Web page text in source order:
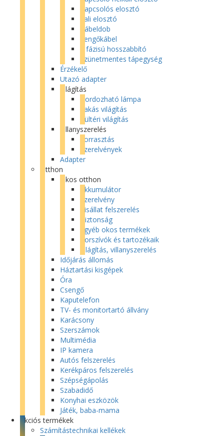
Kapcsolós elosztó
Fali elosztó
Kábeldob
Lengőkábel
3 fázisú hosszabbító
Szünetmentes tápegység
Érzékelő
Utazó adapter
Világítás
Hordozható lámpa
Lakás világítás
Kültéri világítás
Villanyszerelés
Forrasztás
Szerelvények
Adapter
Otthon
Okos otthon
Akkumulátor
Szerelvény
Kisállat felszerelés
Biztonság
Egyéb okos termékek
Porszívók és tartozékaik
Világítás, villanyszerelés
Időjárás állomás
Háztartási kisgépek
Óra
Csengő
Kaputelefon
TV- és monitortartó állvány
Karácsony
Szerszámok
Multimédia
IP kamera
Autós felszerelés
Kerékpáros felszerelés
Szépségápolás
Szabadidő
Konyhai eszközök
Játék, baba-mama
Akciós termékek
Számítástechnikai kellékek